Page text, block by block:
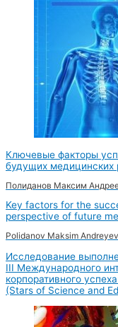
Ключевые факторы
будущих медицинских
Полиданов Максим
Key factors for the
perspective of future
Polidanov Maksim
Исследование
III Международного
корпоративного
(Stars of Science and